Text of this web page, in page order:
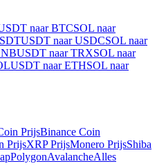
naar BTCSOL naar
USDT naar USDCSOL naar
USDT naar TRXSOL naar
USDT naar ETHSOL naar
PrijsBinance Coin
PrijsXRP PrijsMonero PrijsShiba
PolygonAvalancheAlles